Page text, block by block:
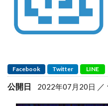
Facebook Twitter LINE
公開日 2022年07月20日